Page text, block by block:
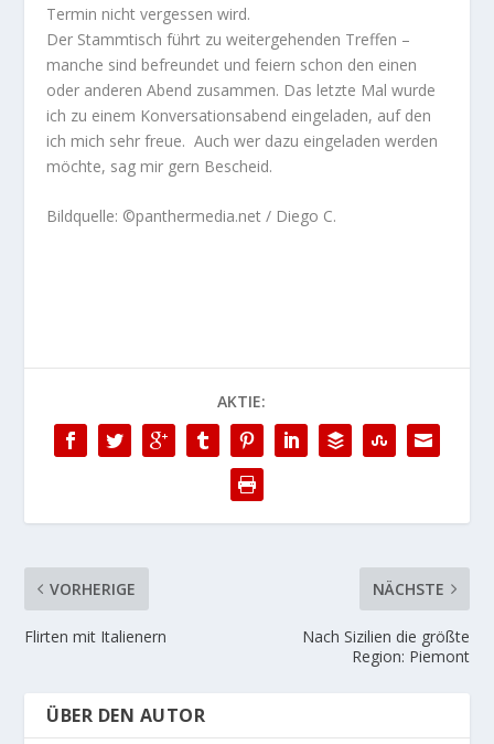
Termin nicht vergessen wird.
Der Stammtisch führt zu weitergehenden Treffen –
manche sind befreundet und feiern schon den einen
oder anderen Abend zusammen. Das letzte Mal wurde
ich zu einem Konversationsabend eingeladen, auf den
ich mich sehr freue. Auch wer dazu eingeladen werden
möchte, sag mir gern Bescheid.
Bildquelle: ©panthermedia.net / Diego C.
AKTIE:
VORHERIGE
Flirten mit Italienern
NÄCHSTE
Nach Sizilien die größte
Region: Piemont
ÜBER DEN AUTOR